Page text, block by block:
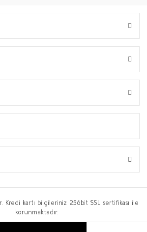
Kredi kartı bilgileriniz 256bit SSL sertifikası ile
korunmaktadır.